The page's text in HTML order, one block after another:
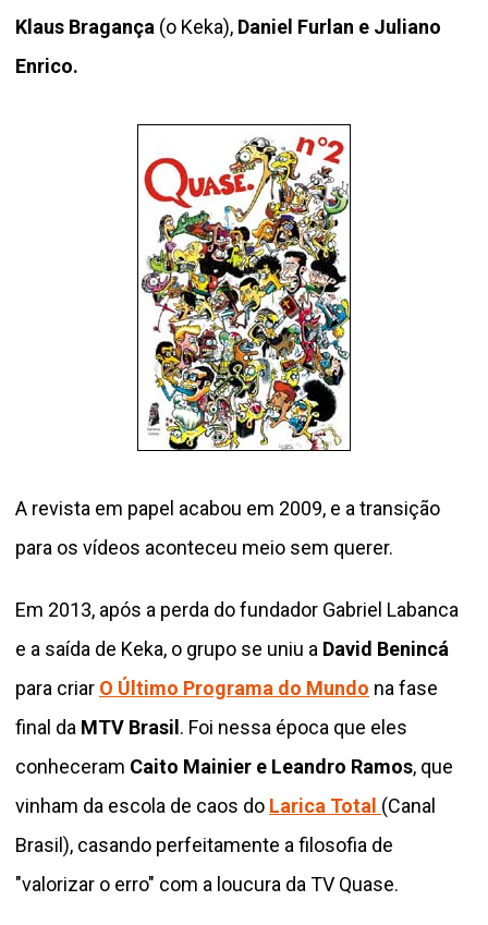
Klaus Bragança (o Keka), Daniel Furlan e Juliano
Enrico.
A revista em papel acabou em 2009, e a transição
para os vídeos aconteceu meio sem querer.
Em 2013, após a perda do fundador Gabriel Labanca
e a saída de Keka, o grupo se uniu a David Benincá
para criar O Último Programa do Mundo na fase
final da MTV Brasil. Foi nessa época que eles
conheceram Caito Mainier e Leandro Ramos, que
vinham da escola de caos do Larica Total (Canal
Brasil), casando perfeitamente a filosofia de
"valorizar o erro" com a loucura da TV Quase.